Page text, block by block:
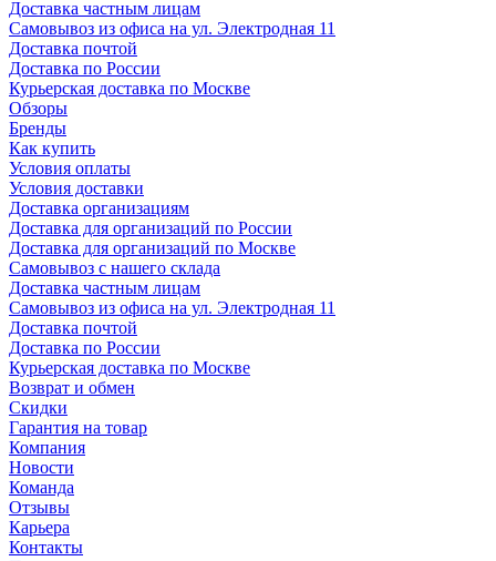
Доставка частным лицам
Самовывоз из офиса на ул. Электродная 11
Доставка почтой
Доставка по России
Курьерская доставка по Москве
Обзоры
Бренды
Как купить
Условия оплаты
Условия доставки
Доставка организациям
Доставка для организаций по России
Доставка для организаций по Москве
Самовывоз с нашего склада
Доставка частным лицам
Самовывоз из офиса на ул. Электродная 11
Доставка почтой
Доставка по России
Курьерская доставка по Москве
Возврат и обмен
Скидки
Гарантия на товар
Компания
Новости
Команда
Отзывы
Карьера
Контакты